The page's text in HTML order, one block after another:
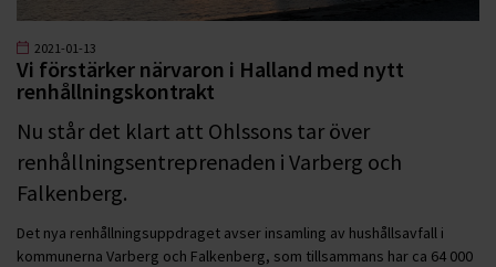
2021-01-13
Vi förstärker närvaron i Halland med nytt
renhållningskontrakt
Nu står det klart att Ohlssons tar över
renhållningsentreprenaden i Varberg och
Falkenberg.
Det nya renhållningsuppdraget avser insamling av hushållsavfall i
kommunerna Varberg och Falkenberg, som tillsammans har ca 64 000